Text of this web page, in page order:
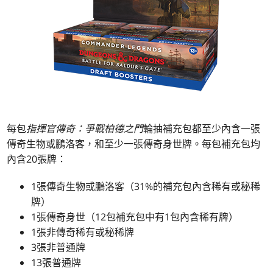
每包指揮官傳奇：爭戰柏德之門輪抽補充包都至少內含一張
傳奇生物或鵬洛客，和至少一張傳奇身世牌。每包補充包均
內含20張牌：
1張傳奇生物或鵬洛客（31%的補充包內含稀有或秘稀
牌）
1張傳奇身世（12包補充包中有1包內含稀有牌）
1張非傳奇稀有或秘稀牌
3張非普通牌
13張普通牌